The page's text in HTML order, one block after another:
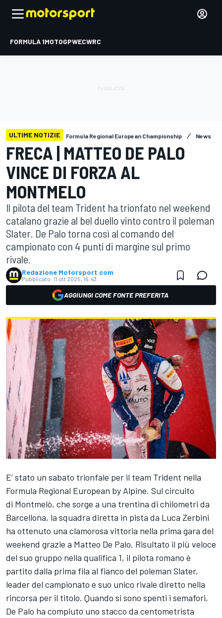
FORMULA 1MOTOGPWECWRC
ULTIME NOTIZIE Formula Regional European Championship News
FRECA | MATTEO DE PALO
VINCE DI FORZA AL
MONTMELO
Il pilota del team Trident ha trionfato nel weekend
catalano grazie al bel duello vinto contro il poleman
Slater. De Palo torna così al comando del
campionato con 4 punti di margine sul primo
rivale.
Redazione Motorsport.com
Pubblicato: 11 ott 2025, 16:43
AGGIUNGI COME FONTE PREFERITA
E’ stato un sabato trionfale per il team Trident nella
Formula Regional European by Alpine. Sul circuito
di Montmelò, che sorge a una trentina di chilometri da
Barcellona, la squadra diretta in pista da Luca Zerbini
ha ottenuto una clamorosa vittoria nella prima gara del
weekend grazie a Matteo De Palo. Risultato il più veloce
del suo gruppo nella qualifica 1, il pilota romano è
partito dalla prima fila al fianco del poleman Slater,
leader del campionato e suo unico rivale diretto nella
rincorsa per il titolo. Quando si sono spenti i semafori,
De Palo ha compiuto uno stacco da centometrista